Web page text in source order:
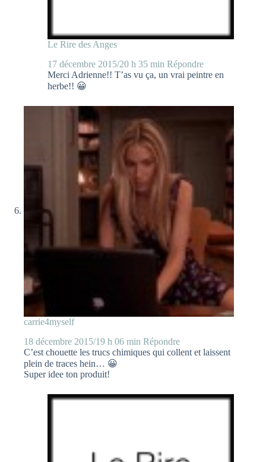
Le Rire des Anges
17 décembre 2015/20 h 35 min Répondre
Merci Adrienne!! T’as vu ça, un vrai peintre en
herbe!! 😀
carrie4myself
18 décembre 2015/19 h 06 min Répondre
C’est chouette les trucs chimiques qui collent et laissent
plein de traces hein… 😀
Super idee ton produit!